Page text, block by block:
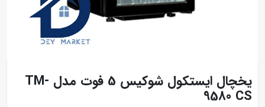
یخچال ایستکول شوکیس 5 فوت مدل TM-
9580 CS